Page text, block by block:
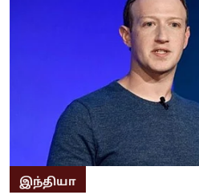
இந்தியா